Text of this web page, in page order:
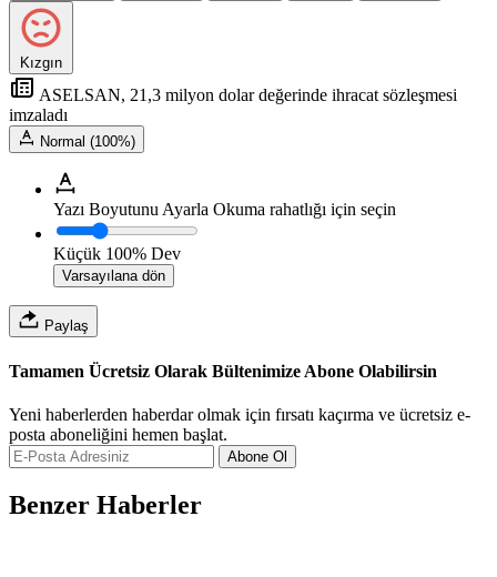
Kızgın
ASELSAN, 21,3 milyon dolar değerinde ihracat sözleşmesi
imzaladı
Normal (100%)
Yazı Boyutunu Ayarla Okuma rahatlığı için seçin
Küçük 100% Dev
Varsayılana dön
Paylaş
Tamamen Ücretsiz Olarak Bültenimize Abone Olabilirsin
Yeni haberlerden haberdar olmak için fırsatı kaçırma ve ücretsiz e-
posta aboneliğini hemen başlat.
Abone Ol
Benzer Haberler